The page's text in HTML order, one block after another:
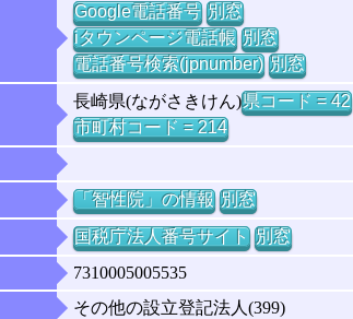
Google電話番号 別窓
iタウンページ電話帳 別窓
電話番号検索(jpnumber) 別窓
長崎県(ながさきけん)県コード = 42
市町村コード = 214
「智性院」の情報 別窓
国税庁法人番号サイト 別窓
7310005005535
その他の設立登記法人(399)